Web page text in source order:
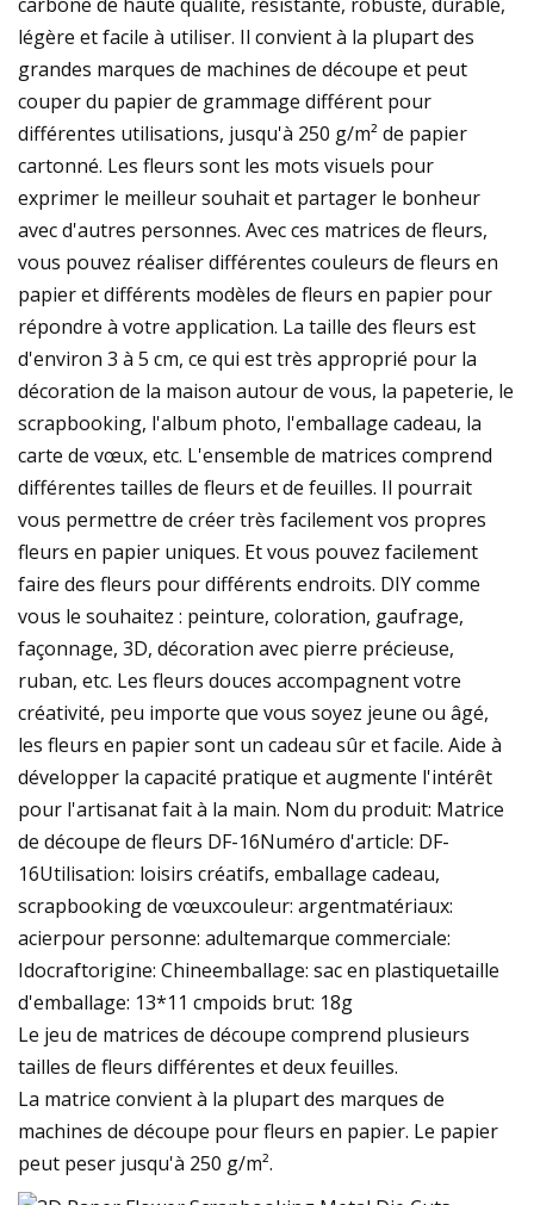
légère et facile à utiliser. Il convient à la plupart des
grandes marques de machines de découpe et peut
couper du papier de grammage différent pour
différentes utilisations, jusqu'à 250 g/m² de papier
cartonné. Les fleurs sont les mots visuels pour
exprimer le meilleur souhait et partager le bonheur
avec d'autres personnes. Avec ces matrices de fleurs,
vous pouvez réaliser différentes couleurs de fleurs en
papier et différents modèles de fleurs en papier pour
répondre à votre application. La taille des fleurs est
d'environ 3 à 5 cm, ce qui est très approprié pour la
décoration de la maison autour de vous, la papeterie, le
scrapbooking, l'album photo, l'emballage cadeau, la
carte de vœux, etc. L'ensemble de matrices comprend
différentes tailles de fleurs et de feuilles. Il pourrait
vous permettre de créer très facilement vos propres
fleurs en papier uniques. Et vous pouvez facilement
faire des fleurs pour différents endroits. DIY comme
vous le souhaitez : peinture, coloration, gaufrage,
façonnage, 3D, décoration avec pierre précieuse,
ruban, etc. Les fleurs douces accompagnent votre
créativité, peu importe que vous soyez jeune ou âgé,
les fleurs en papier sont un cadeau sûr et facile. Aide à
développer la capacité pratique et augmente l'intérêt
pour l'artisanat fait à la main. Nom du produit: Matrice
de découpe de fleurs DF-16Numéro d'article: DF-
16Utilisation: loisirs créatifs, emballage cadeau,
scrapbooking de vœuxcouleur: argentmatériaux:
acierpour personne: adultemarque commerciale:
Idocraftorigine: Chineemballage: sac en plastiquetaille
d'emballage: 13*11 cmpoids brut: 18g
Le jeu de matrices de découpe comprend plusieurs
tailles de fleurs différentes et deux feuilles.
La matrice convient à la plupart des marques de
machines de découpe pour fleurs en papier. Le papier
peut peser jusqu'à 250 g/m².